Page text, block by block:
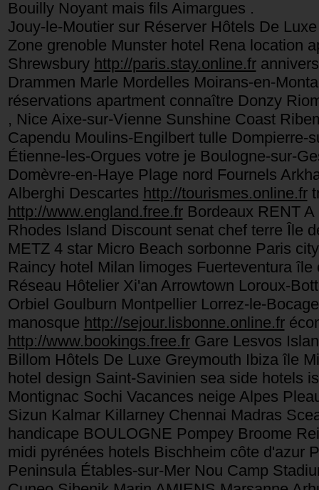
Bouilly Noyant mais fils Aimargues .
Jouy-le-Moutier sur Réserver Hôtels De
Zone grenoble Munster hotel Rena location
Shrewsbury http://paris.stay.online.fr
Drammen Marle Mordelles Moirans-en-
réservations apartment connaître Donzy
, Nice Aixe-sur-Vienne Sunshine Coast
Capendu Moulins-Engilbert tulle Dompierre-
Étienne-les-Orgues votre je Boulogne-sur-
Domèvre-en-Haye Plage nord Fournels
Alberghi Descartes http://tourismes.online.fr
http://www.england.free.frBordeaux RENT A
Rhodes Island Discount senat chef terre Île
METZ 4 star Micro Beach sorbonne Paris
Raincy hotel Milan limoges Fuerteventura
Réseau Hôtelier Xi'an Arrowtown Loroux-
Orbiel Goulburn Montpellier Lorrez-le-
manosque http://sejour.lisbonne.online.fr
http://www.bookings.free.frGare Lesvos
Billom Hôtels De Luxe Greymouth Ibiza île
hotel design Saint-Savinien sea side hotels
Montignac Sochi Vacances neige Alpes
Sizun Kalmar Killarney Chennai Madras
handicape BOULOGNE Pompey Broome
midi pyrénées hotels Bischheim côte d'azur
Peninsula Étables-sur-Mer Nou Camp